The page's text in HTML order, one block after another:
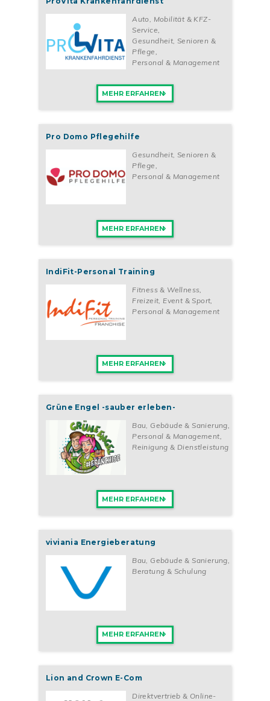
Auto, Mobilität & KFZ-
Service,
Gesundheit, Senioren &
Pflege,
Personal & Management
MEHR ERFAHREN
Pro Domo Pflegehilfe
Gesundheit, Senioren &
Pflege
Personal & Management
MEHR ERFAHREN
IndiFit-Personal Training
Fitness & Wellness,
Freizeit, Event & Sport,
Personal & Management
MEHR ERFAHREN
Grüne Engel -sauber erleben-
Bau, Gebäude & Sanierung
Personal & Management
Reinigung & Dienstleistung
MEHR ERFAHREN
viviania Energieberatung
Bau, Gebäude & Sanierung,
Beratung & Schulung
MEHR ERFAHREN
Lion and Crown E-Com
Direktvertrieb & Online-